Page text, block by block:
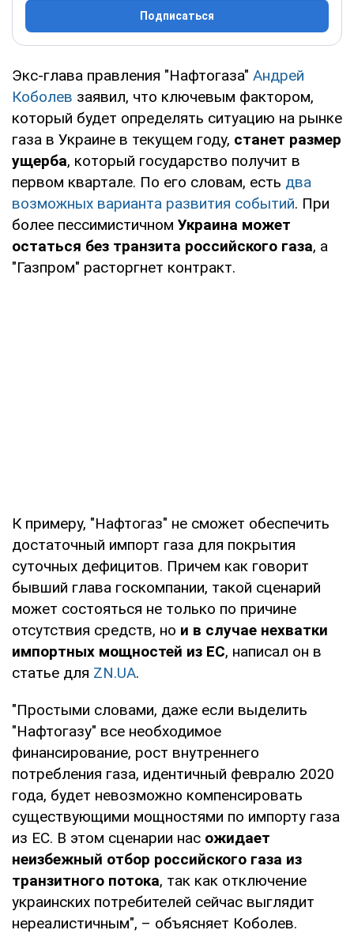
Подписаться
Экс-глава правления "Нафтогаза" Андрей
Коболев заявил, что ключевым фактором,
который будет определять ситуацию на рынке
газа в Украине в текущем году, станет размер
ущерба, который государство получит в
первом квартале. По его словам, есть два
возможных варианта развития событий. При
более пессимистичном Украина может
остаться без транзита российского газа, а
"Газпром" расторгнет контракт.
К примеру, "Нафтогаз" не сможет обеспечить
достаточный импорт газа для покрытия
суточных дефицитов. Причем как говорит
бывший глава госкомпании, такой сценарий
может состояться не только по причине
отсутствия средств, но и в случае нехватки
импортных мощностей из ЕС, написал он в
статье для ZN.UA.
"Простыми словами, даже если выделить
"Нафтогазу" все необходимое
финансирование, рост внутреннего
потребления газа, идентичный февралю 2020
года, будет невозможно компенсировать
существующими мощностями по импорту газа
из ЕС. В этом сценарии нас ожидает
неизбежный отбор российского газа из
транзитного потока, так как отключение
украинских потребителей сейчас выглядит
нереалистичным", – объясняет Коболев.